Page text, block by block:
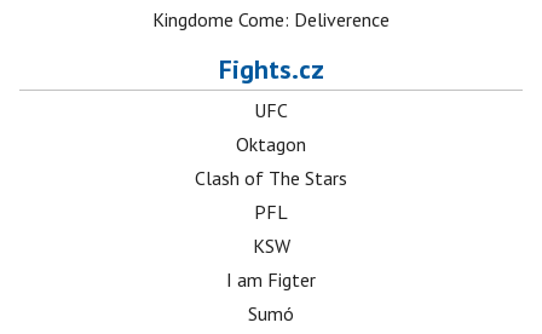
Kingdome Come: Deliverence
Fights.cz
UFC
Oktagon
Clash of The Stars
PFL
KSW
I am Figter
Sumó